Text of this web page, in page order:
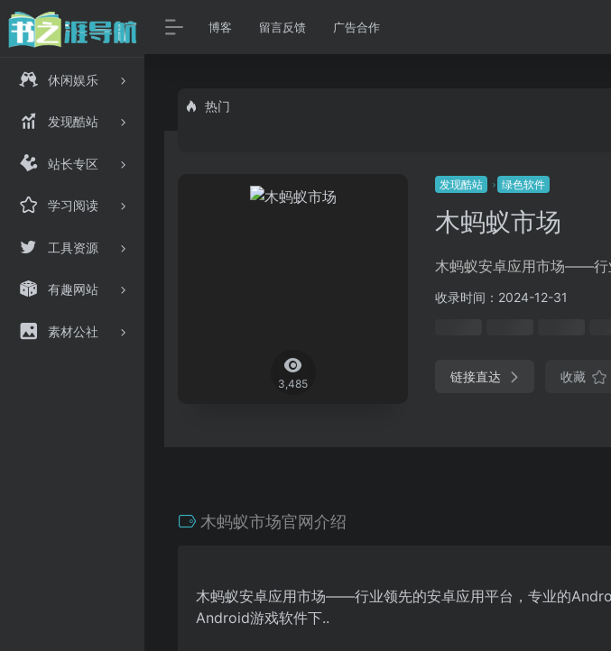
休闲娱乐
发现酷站
站长专区
学习阅读
工具资源
有趣网站
素材公社
博客 留言反馈 广告合作
热门
3,485
发现酷站 绿色软件
木蚂蚁市场
木蚂蚁安卓应用市场——行
收录时间：2024-12-31
链接直达 收藏
木蚂蚁市场官网介绍
木蚂蚁安卓应用市场——行业领先的安卓应用平台，专业的
Android游戏软件下..